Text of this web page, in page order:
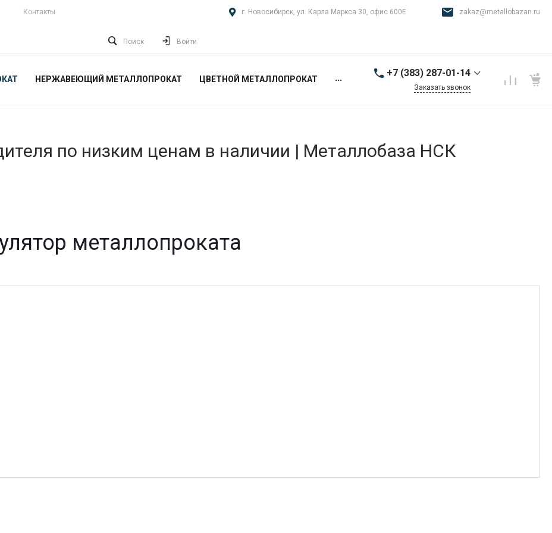
Контакты г. Новосибирск, ул. Карла Маркса 30, офис 600Е zakaz@metallobazan.ru
Поиск Войти
НЕРЖАВЕЮЩИЙ МЕТАЛЛОПРОКАТ ЦВЕТНОЙ МЕТАЛЛОПРОКАТ ... +7 (383) 287-01-14
9:00-18:00 пн-пт
Заказать звонок
по низким ценам в наличии | Металлобаза НСК
металлопроката